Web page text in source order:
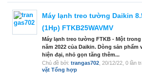
Máy lạnh treo tường Daikin
(1Hp) FTKB25WAVMV
Máy lạnh treo tường FTKB - Một
năm 2022 của Daikin. Dòng sản
hiện đại, nhỏ gọn tăng thêm...
Chủ đề bởi: trangas702 20/12/22 , 0 lần
vặt Tổng hợp